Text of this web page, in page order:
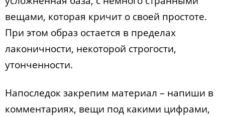
вещами, которая кричит о своей простоте.
При этом образ остается в пределах
лаконичности, некоторой строгости,
утонченности.
Напоследок закрепим материал – напиши в
комментариях, вещи под какими цифрами,